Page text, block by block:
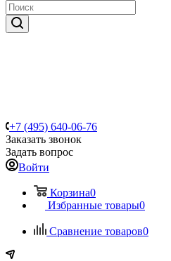
+7 (495) 640-06-76
Заказать звонок
Задать вопрос
Войти
Корзина0
Избранные товары0
Сравнение товаров0